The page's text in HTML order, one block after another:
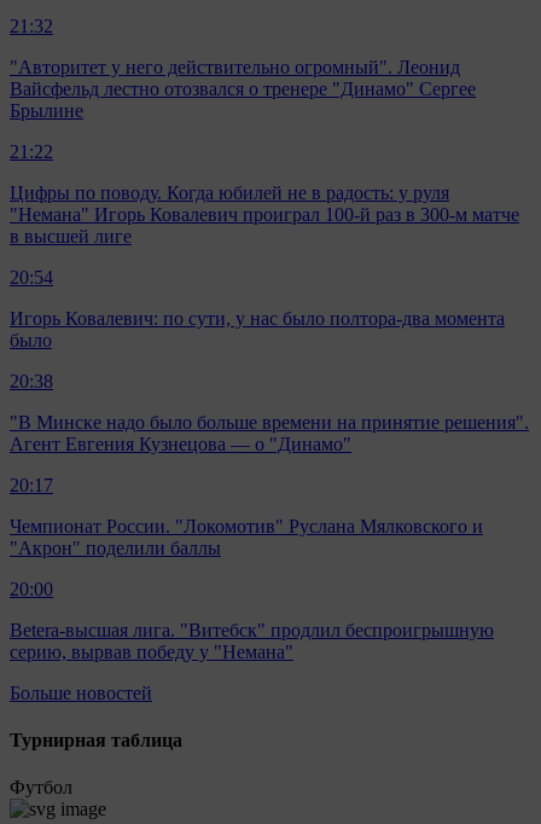
21:32
"Авторитет у него действительно огромный". Леонид
Вайсфельд лестно отозвался о тренере "Динамо" Сергее
Брылине
21:22
Цифры по поводу. Когда юбилей не в радость: у руля
"Немана" Игорь Ковалевич проиграл 100-й раз в 300-м матче
в высшей лиге
20:54
Игорь Ковалевич: по сути, у нас было полтора-два момента
было
20:38
"В Минске надо было больше времени на принятие решения".
Агент Евгения Кузнецова — о "Динамо"
20:17
Чемпионат России. "Локомотив" Руслана Мялковского и
"Акрон" поделили баллы
20:00
Betera-высшая лига. "Витебск" продлил беспроигрышную
серию, вырвав победу у "Немана"
Больше новостей
Турнирная таблица
Футбол